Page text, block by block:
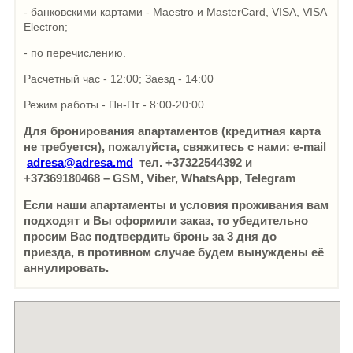
- банковскими картами - Maestro и MasterCard, VISA, VISA
Electron;
- по перечислению.
Расчетный час - 12:00; Заезд - 14:00
Режим работы - Пн-Пт - 8:00-20:00
Для бронирования апартаментов (кредитная карта
не требуется), пожалуйста, свяжитесь с нами: e-mail
adresa@adresa.mdтел. +37322544392 и
+37369180468 – GSM, Viber, WhatsApp, Telegram
Если наши апартаменты и условия проживания вам
подходят и Вы оформили заказ, то убедительно
просим Вас подтвердить бронь за 3 дня до
приезда, в противном случае будем вынуждены её
аннулировать.